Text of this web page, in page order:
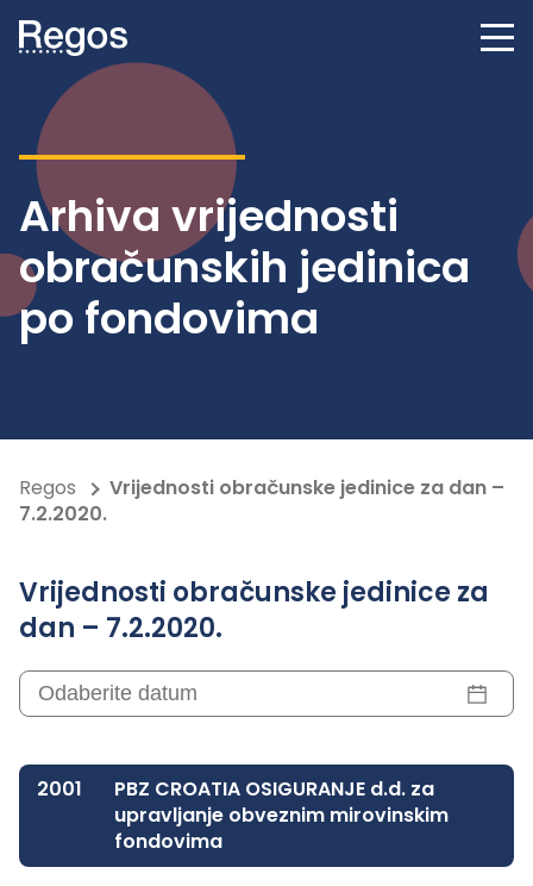
Arhiva vrijednosti
obračunskih jedinica
po fondovima
Regos
Vrijednosti obračunske jedinice za dan –
7.2.2020.
Vrijednosti obračunske jedinice za
dan – 7.2.2020.
2001
PBZ CROATIA OSIGURANJE d.d. za
upravljanje obveznim mirovinskim
fondovima